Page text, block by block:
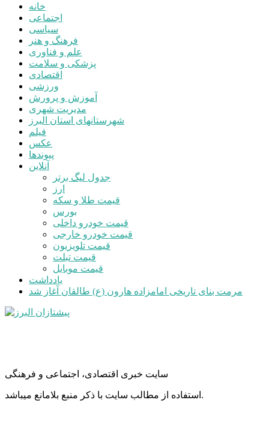
خانه
اجتماعی
سیاسی
فرهنگ و هنر
علم و فناوری
پزشکی و سلامت
اقتصادی
ورزشی
آموزش و پرورش
مدیریت شهری
شهرستانهای استان البرز
فیلم
عکس
پیوندها
آنلاین
جدول لیگ برتر
ارز
قیمت طلا و سکه
بورس
قیمت خودرو داخلی
قیمت خودرو خارجی
قیمت تلویزیون
قیمت تبلت
قیمت موبایل
یادداشت
مرمت بنای تاریخی امامزاده هارون (ع) طالقان آغاز شد
سایت خبری اقتصادی، اجتماعی و فرهنگی
استفاده از مطالب سایت با ذکر منبع بلامانع میباشد.